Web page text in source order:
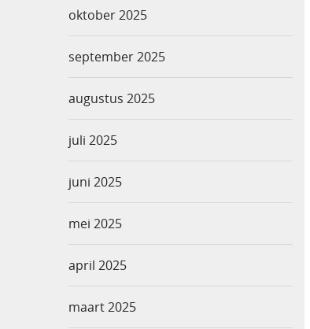
oktober 2025
september 2025
augustus 2025
juli 2025
juni 2025
mei 2025
april 2025
maart 2025